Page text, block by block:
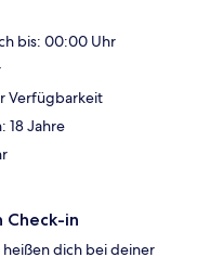
bis: 00:00 Uhr
Verfügbarkeit
18 Jahre
Check-in
dich bei deiner